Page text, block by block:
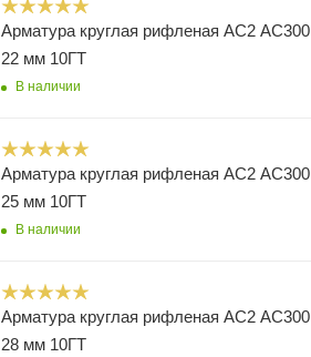
Арматура круглая рифленая АС2 АС300
22 мм 10ГТ
В наличии
Арматура круглая рифленая АС2 АС300
25 мм 10ГТ
В наличии
Арматура круглая рифленая АС2 АС300
28 мм 10ГТ